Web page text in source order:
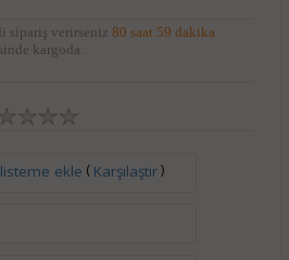
sipariş verirseniz 80 saat 59 dakika
kargoda.
ekle ( Karşılaştır)